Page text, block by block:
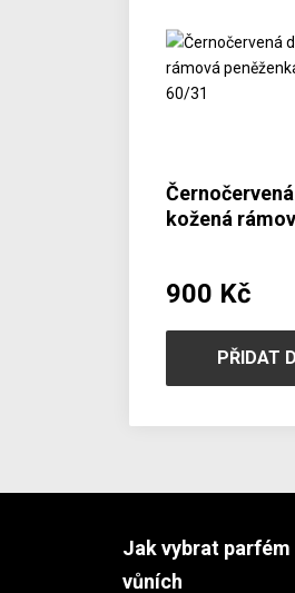
kožená
900 Kč
PŘIDAT
Jak vybrat
vůních